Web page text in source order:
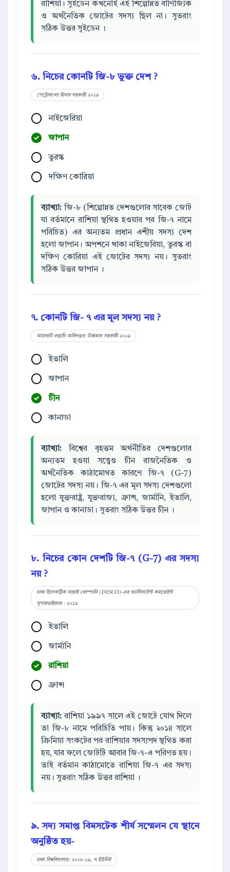
রাশিয়া। সুইডেন কখনোই এই শিল্পোন্নত বাণিজ্যিক
ও অর্থনৈতিক জোটের সদস্য ছিল না। সুতরাং
সঠিক উত্তর সুইডেন ।
৬. নিচের কোনটি জি-৮ ভুক্ত দেশ ?
পেট্রোবাংলা হিসাব সহকারী ২০১৯
নাইজেরিয়া
জাপান
তুরস্ক
দক্ষিণ কোরিয়া
ব্যাখ্যা: জি-৮ (শিল্পোন্নত দেশগুলোর সাবেক জোট
যা বর্তমানে রাশিয়া স্থগিত হওয়ার পর জি-৭ নামে
পরিচিত) এর অন্যতম প্রধান এশীয় সদস্য দেশ
হলো জাপান। অপশনে থাকা নাইজেরিয়া, তুরস্ক বা
দক্ষিণ কোরিয়া এই জোটের সদস্য নয়। সুতরাং
সঠিক উত্তর জাপান ।
৭. কোনটি জি- ৭ এর মূল সদস্য নয় ?
আমদানী রপ্তানি অধিদপ্তর: উচ্চমান সহকারী ২০১৯
ইতালি
জাপান
চীন
কানাডা
ব্যাখ্যা: বিশ্বের বৃহত্তম অর্থনীতির দেশগুলোর
অন্যতম হওয়া সত্ত্বেও চীন রাজনৈতিক ও
অর্থনৈতিক কাঠামোগত কারণে জি-৭ (G-7)
জোটের সদস্য নয়। জি-৭ এর মূল সদস্য দেশগুলো
হলো যুক্তরাষ্ট্র, যুক্তরাজ্য, ফ্রান্স, জার্মানি, ইতালি,
জাপান ও কানাডা। সুতরাং সঠিক উত্তর চীন ।
৮. নিচের কোন দেশটি জি-৭ (G-7) এর সদস্য
নয় ?
ঢাকা ইলেকট্রিক সাপ্লাই কোম্পানি (DESCO)-এর অ্যাসিসটেন্ট কমপ্লেইন্ট
সুপারভাইজার : ২০১৯
ইতালি
জার্মানি
রাশিয়া
ফ্রান্স
ব্যাখ্যা: রাশিয়া ১৯৯৭ সালে এই জোটে যোগ দিলে
তা জি-৮ নামে পরিচিতি পায়। কিন্তু ২০১৪ সালে
ক্রিমিয়া সংকটের পর রাশিয়ার সদস্যপদ স্থগিত করা
হয়, যার ফলে জোটটি আবার জি-৭-এ পরিণত হয়।
তাই বর্তমান কাঠামোতে রাশিয়া জি-৭ এর সদস্য
নয়। সুতরাং সঠিক উত্তর রাশিয়া ।
৯. সদ্য সমাপ্ত বিমসটেক শীর্ষ সম্মেলন যে স্থানে
অনুষ্ঠিত হয়-
ঢাকা বিশ্ববিদ্যালয়: ২০১৮-১৯, খ ইউনিট